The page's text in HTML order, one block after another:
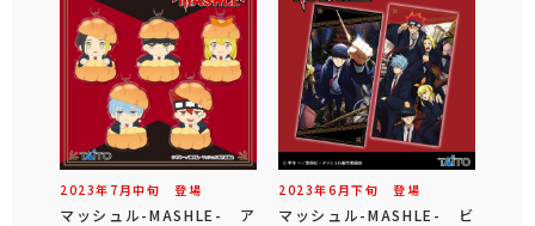
2023年 7 月中旬 登場
マッシュル-MASHLE- ア
2023年6 月下旬 登場
マッシュル-MASHLE- ビ